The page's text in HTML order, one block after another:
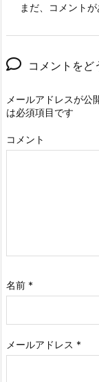
まだ、コメント
コメントをど
メールアドレスが公
は必須項目です
コメント
名前 *
メールアドレス *